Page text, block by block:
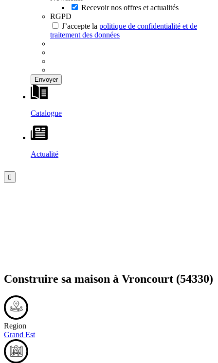
Recevoir nos offres et actualités
RGPD
J’accepte la politique de confidentialité et de
traitement des données
Catalogue
Actualité
Construire sa maison à Vroncourt (54330)
Region
Grand Est